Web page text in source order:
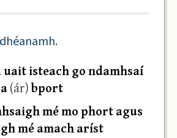
uait isteach go ndamhsaí
(ár)bport
mé mo phort agus
mé amach aríst